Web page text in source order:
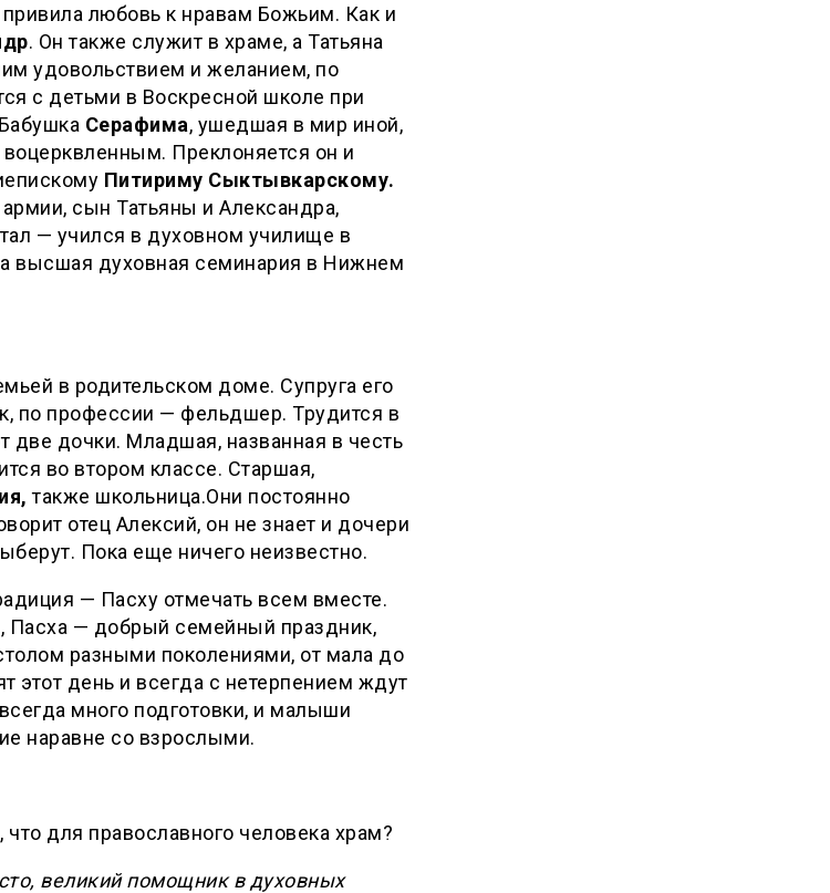
любовь к нравам Божьим. Как и
. Он также служит в храме, а Татьяна
удовольствием и желанием, по
с детьми в Воскресной школе при
Серафима, ушедшая в мир иной,
Преклоняется он и
Питириму Сыктывкарскому.
сын Татьяны и Александра,
— учился в духовном училище в
высшая духовная семинария в Нижнем
в родительском доме. Супруга его
по профессии — фельдшер. Трудится в
две дочки. Младшая, названная в честь
во втором классе. Старшая,
также школьница.Они постоянно
отец Алексий, он не знает и дочери
Пока еще ничего неизвестно.
— Пасху отмечать всем вместе.
Пасха — добрый семейный праздник,
разными поколениями, от мала до
этот день и всегда с нетерпением ждут
много подготовки, и малыши
наравне со взрослыми.
для православного человека храм?
великий помощник в духовных